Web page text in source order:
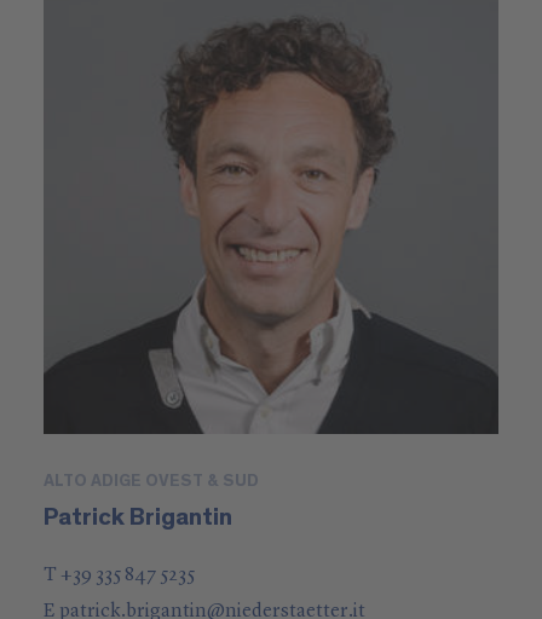
ALTO ADIGE OVEST & SUD
Patrick Brigantin
T +39 335 847 5235
E patrick.brigantin@niederstaetter.it